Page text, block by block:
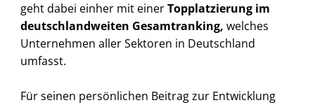
geht dabei einher mit einerTopplatzierung im
deutschlandweiten Gesamtranking, welches
Unternehmen aller Sektoren in Deutschland
umfasst.
Für seinen persönlichen Beitrag zur Entwicklung